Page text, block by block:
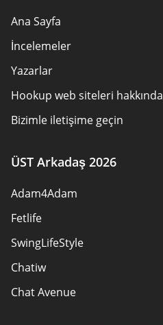
Ana Sayfa
İncelemeler
Yazarlar
Hookup web siteleri hakkında
Bizimle iletişime geçin
Ortak olunmalı
Site Haritası
ÜST Arkadaş 2026
Adam4Adam
Fetlife
SwingLifeStyle
Chatiw
Chat Avenue